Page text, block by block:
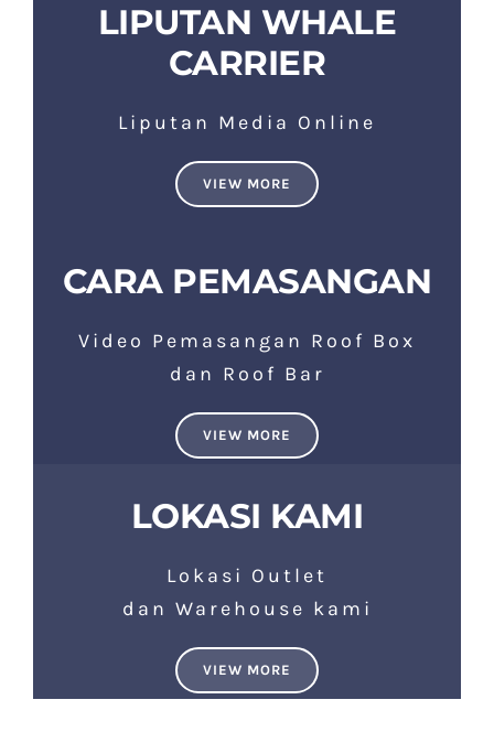
LIPUTAN WHALE
CARRIER
Liputan Media Online
VIEW MORE
CARA PEMASANGAN
Video Pemasangan Roof Box
dan Roof Bar
VIEW MORE
LOKASI KAMI
Lokasi Outlet
dan Warehouse kami
VIEW MORE